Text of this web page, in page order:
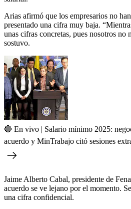
Arias afirmó que los empresarios no
presentado una cifra muy baja.
unas cifras concretas, pues nosotros no
sostuvo.
🔴 En vivo | Salario mínimo 2025:
acuerdo y MinTrabajo citó sesiones
Jaime Alberto Cabal, presidente de
acuerdo se ve lejano por el momento.
una cifra confidencial.